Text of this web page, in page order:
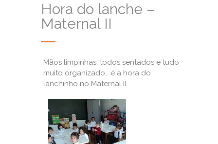
Hora do lanche –
Maternal II
Mãos limpinhas, todos sentados e tudo
muito organizado… é a hora do
lanchinho no Maternal II.